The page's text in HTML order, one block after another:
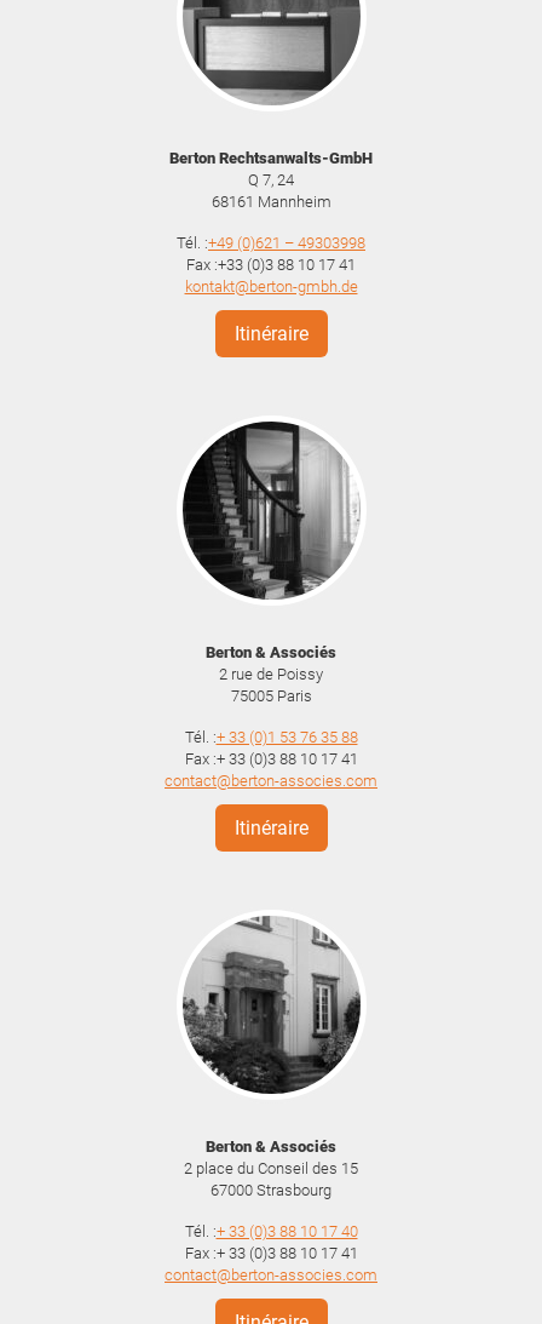
Berton Rechtsanwalts-GmbH
Q 7, 24
68161 Mannheim
Tél. :+49 (0)621 – 49303998
Fax :+33 (0)3 88 10 17 41
kontakt@berton-gmbh.de
Itinéraire
Berton & Associés
2 rue de Poissy
75005 Paris
Tél. :+ 33 (0)1 53 76 35 88
Fax :+ 33 (0)3 88 10 17 41
contact@berton-associes.com
Itinéraire
Berton & Associés
2 place du Conseil des 15
67000 Strasbourg
Tél. :+ 33 (0)3 88 10 17 40
Fax :+ 33 (0)3 88 10 17 41
contact@berton-associes.com